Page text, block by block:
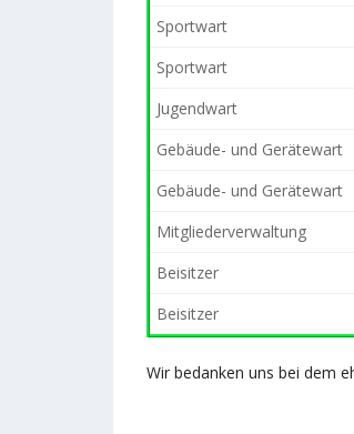
Sportwart
Sportwart
Jugendwart
Gebäude- und Gerätewart
Gebäude- und Gerätewart
Mitgliederverwaltung
Beisitzer
Beisitzer
Wir bedanken uns bei dem